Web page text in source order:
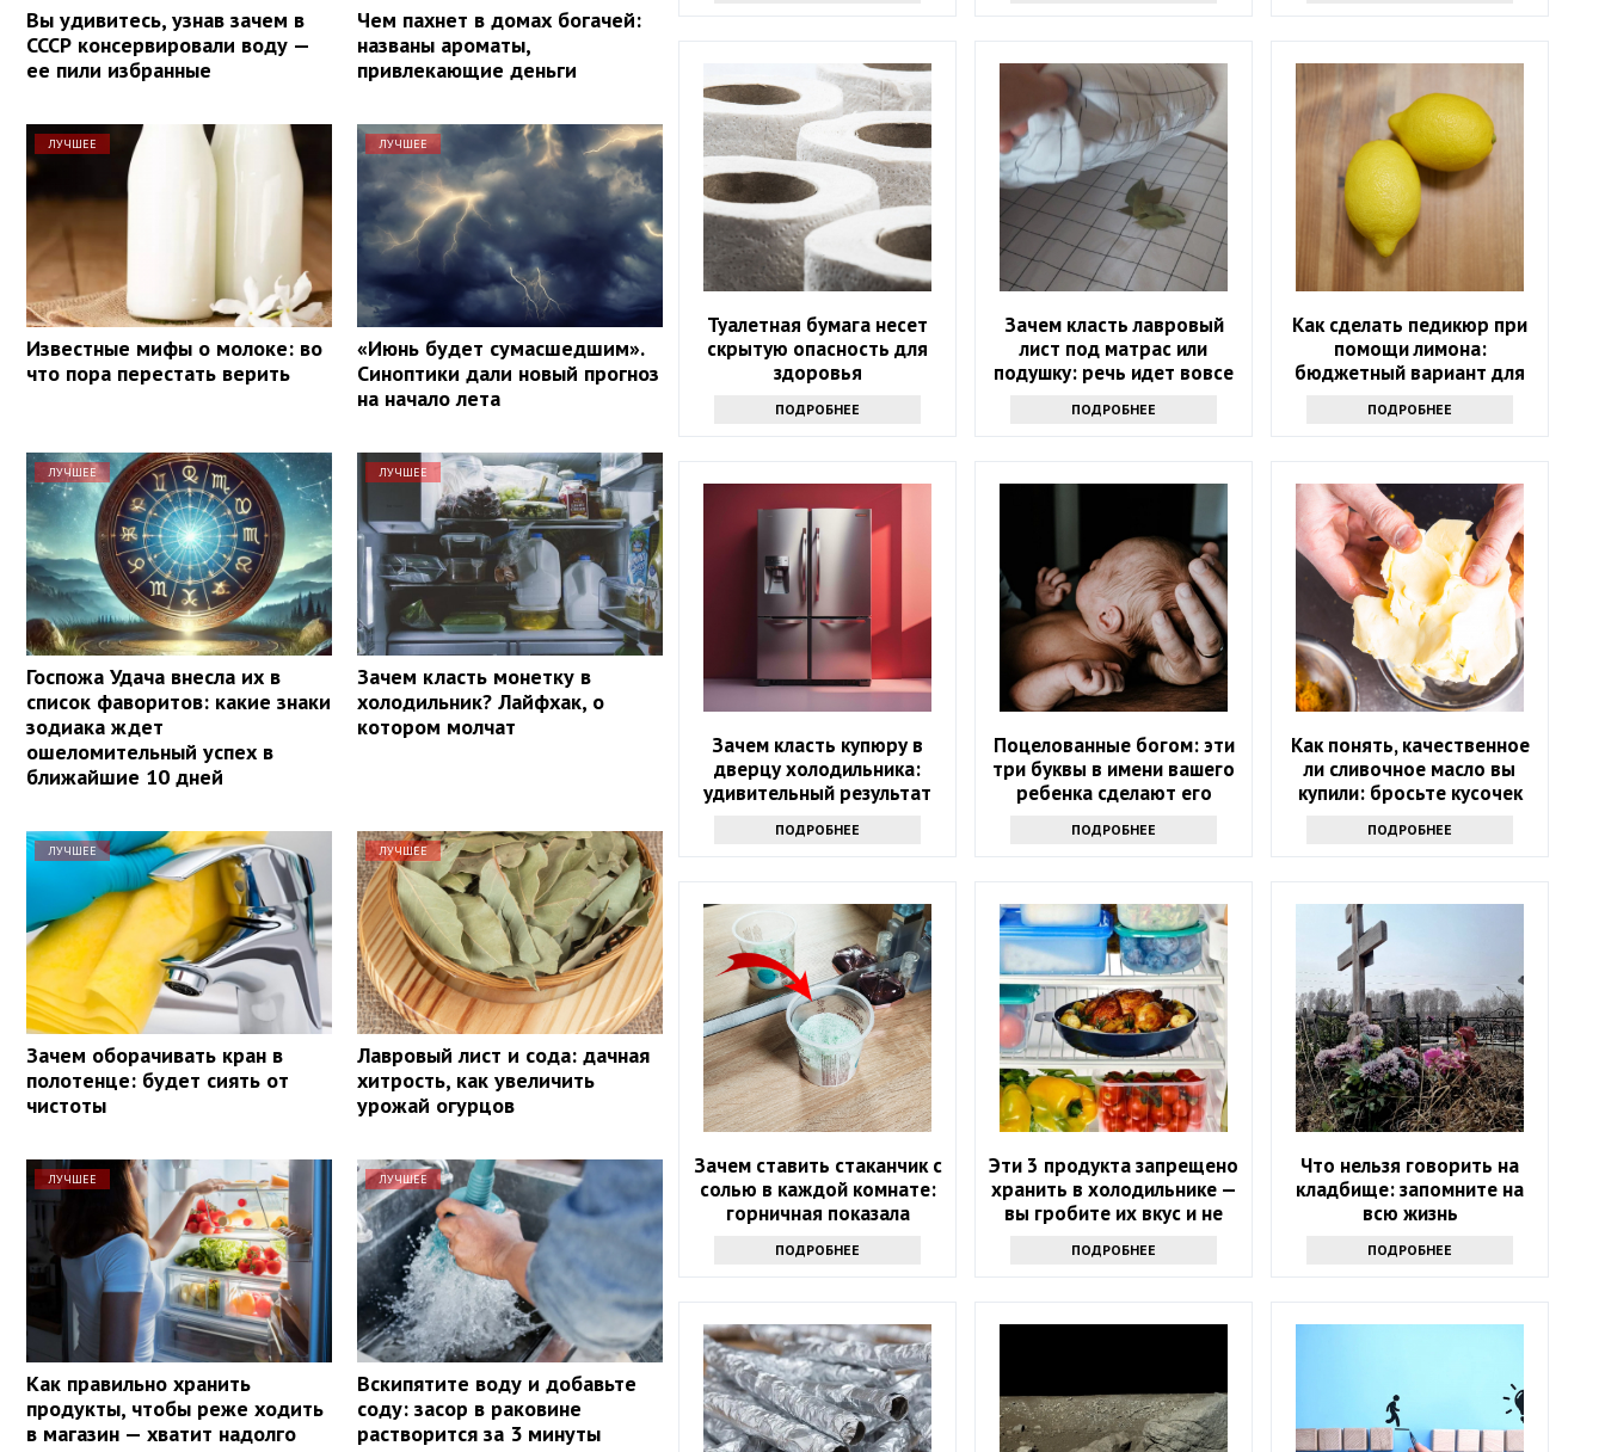
Вы удивитесь, узнав зачем в
СССР консервировали воду —
ее пили избранные
Чем пахнет в домах богачей:
названы ароматы,
привлекающие деньги
ЛУЧШЕЕ
Известные мифы о молоке: во
что пора перестать верить
ЛУЧШЕЕ
«Июнь будет сумасшедшим».
Синоптики дали новый прогноз
на начало лета
ЛУЧШЕЕ
Госпожа Удача внесла их в
список фаворитов: какие знаки
зодиака ждет
ошеломительный успех в
ближайшие 10 дней
ЛУЧШЕЕ
Зачем класть монетку в
холодильник? Лайфхак, о
котором молчат
ЛУЧШЕЕ
Зачем оборачивать кран в
полотенце: будет сиять от
чистоты
ЛУЧШЕЕ
Лавровый лист и сода: дачная
хитрость, как увеличить
урожай огурцов
ЛУЧШЕЕ
Как правильно хранить
продукты, чтобы реже ходить
в магазин — хватит надолго
ЛУЧШЕЕ
Вскипятите воду и добавьте
соду: засор в раковине
растворится за 3 минуты
Туалетная бумага несет
скрытую опасность для
здоровья
ПОДРОБНЕЕ
Зачем класть лавровый
лист под матрас или
подушку: речь идет вовсе
ПОДРОБНЕЕ
Как сделать педикюр при
помощи лимона:
бюджетный вариант для
ПОДРОБНЕЕ
Зачем класть купюру в
дверцу холодильника:
удивительный результат
ПОДРОБНЕЕ
Поцелованные богом: эти
три буквы в имени вашего
ребенка сделают его
ПОДРОБНЕЕ
Как понять, качественное
ли сливочное масло вы
купили: бросьте кусочек
ПОДРОБНЕЕ
Зачем ставить стаканчик с
солью в каждой комнате:
горничная показала
ПОДРОБНЕЕ
Эти 3 продукта запрещено
хранить в холодильнике —
вы гробите их вкус и не
ПОДРОБНЕЕ
Что нельзя говорить на
кладбище: запомните на
всю жизнь
ПОДРОБНЕЕ